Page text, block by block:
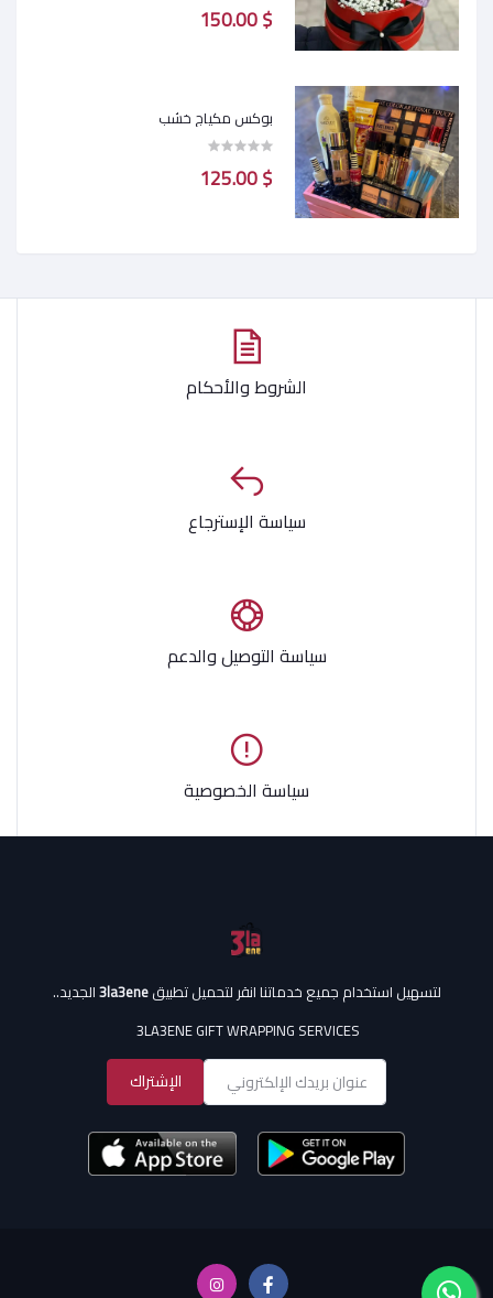
$ 150.00
بوكس مكياج خشب
$ 125.00
الشروط والأحكام
سياسة الإسترجاع
سياسة التوصيل والدعم
سياسة الخصوصية
لتسهيل استخدام جميع خدماتنا انقر لتحميل تطبيق3la3eneالجديد..
3LA3ENE GIFT WRAPPING SERVICES
الإشتراك